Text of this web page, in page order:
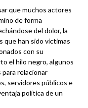
que muchos actores
de forma
del dolor, la
que han sido víctimas
con su
el hilo negro, algunos
relacionar
servidores públicos e
política de un